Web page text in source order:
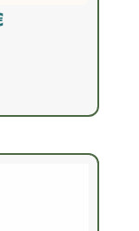
es: